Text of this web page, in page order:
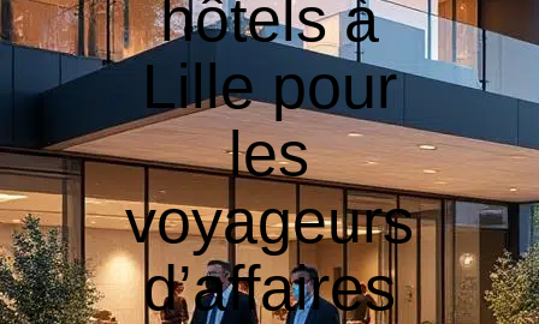
hôtels à
Lille pour
les
voyageurs
d’affaires